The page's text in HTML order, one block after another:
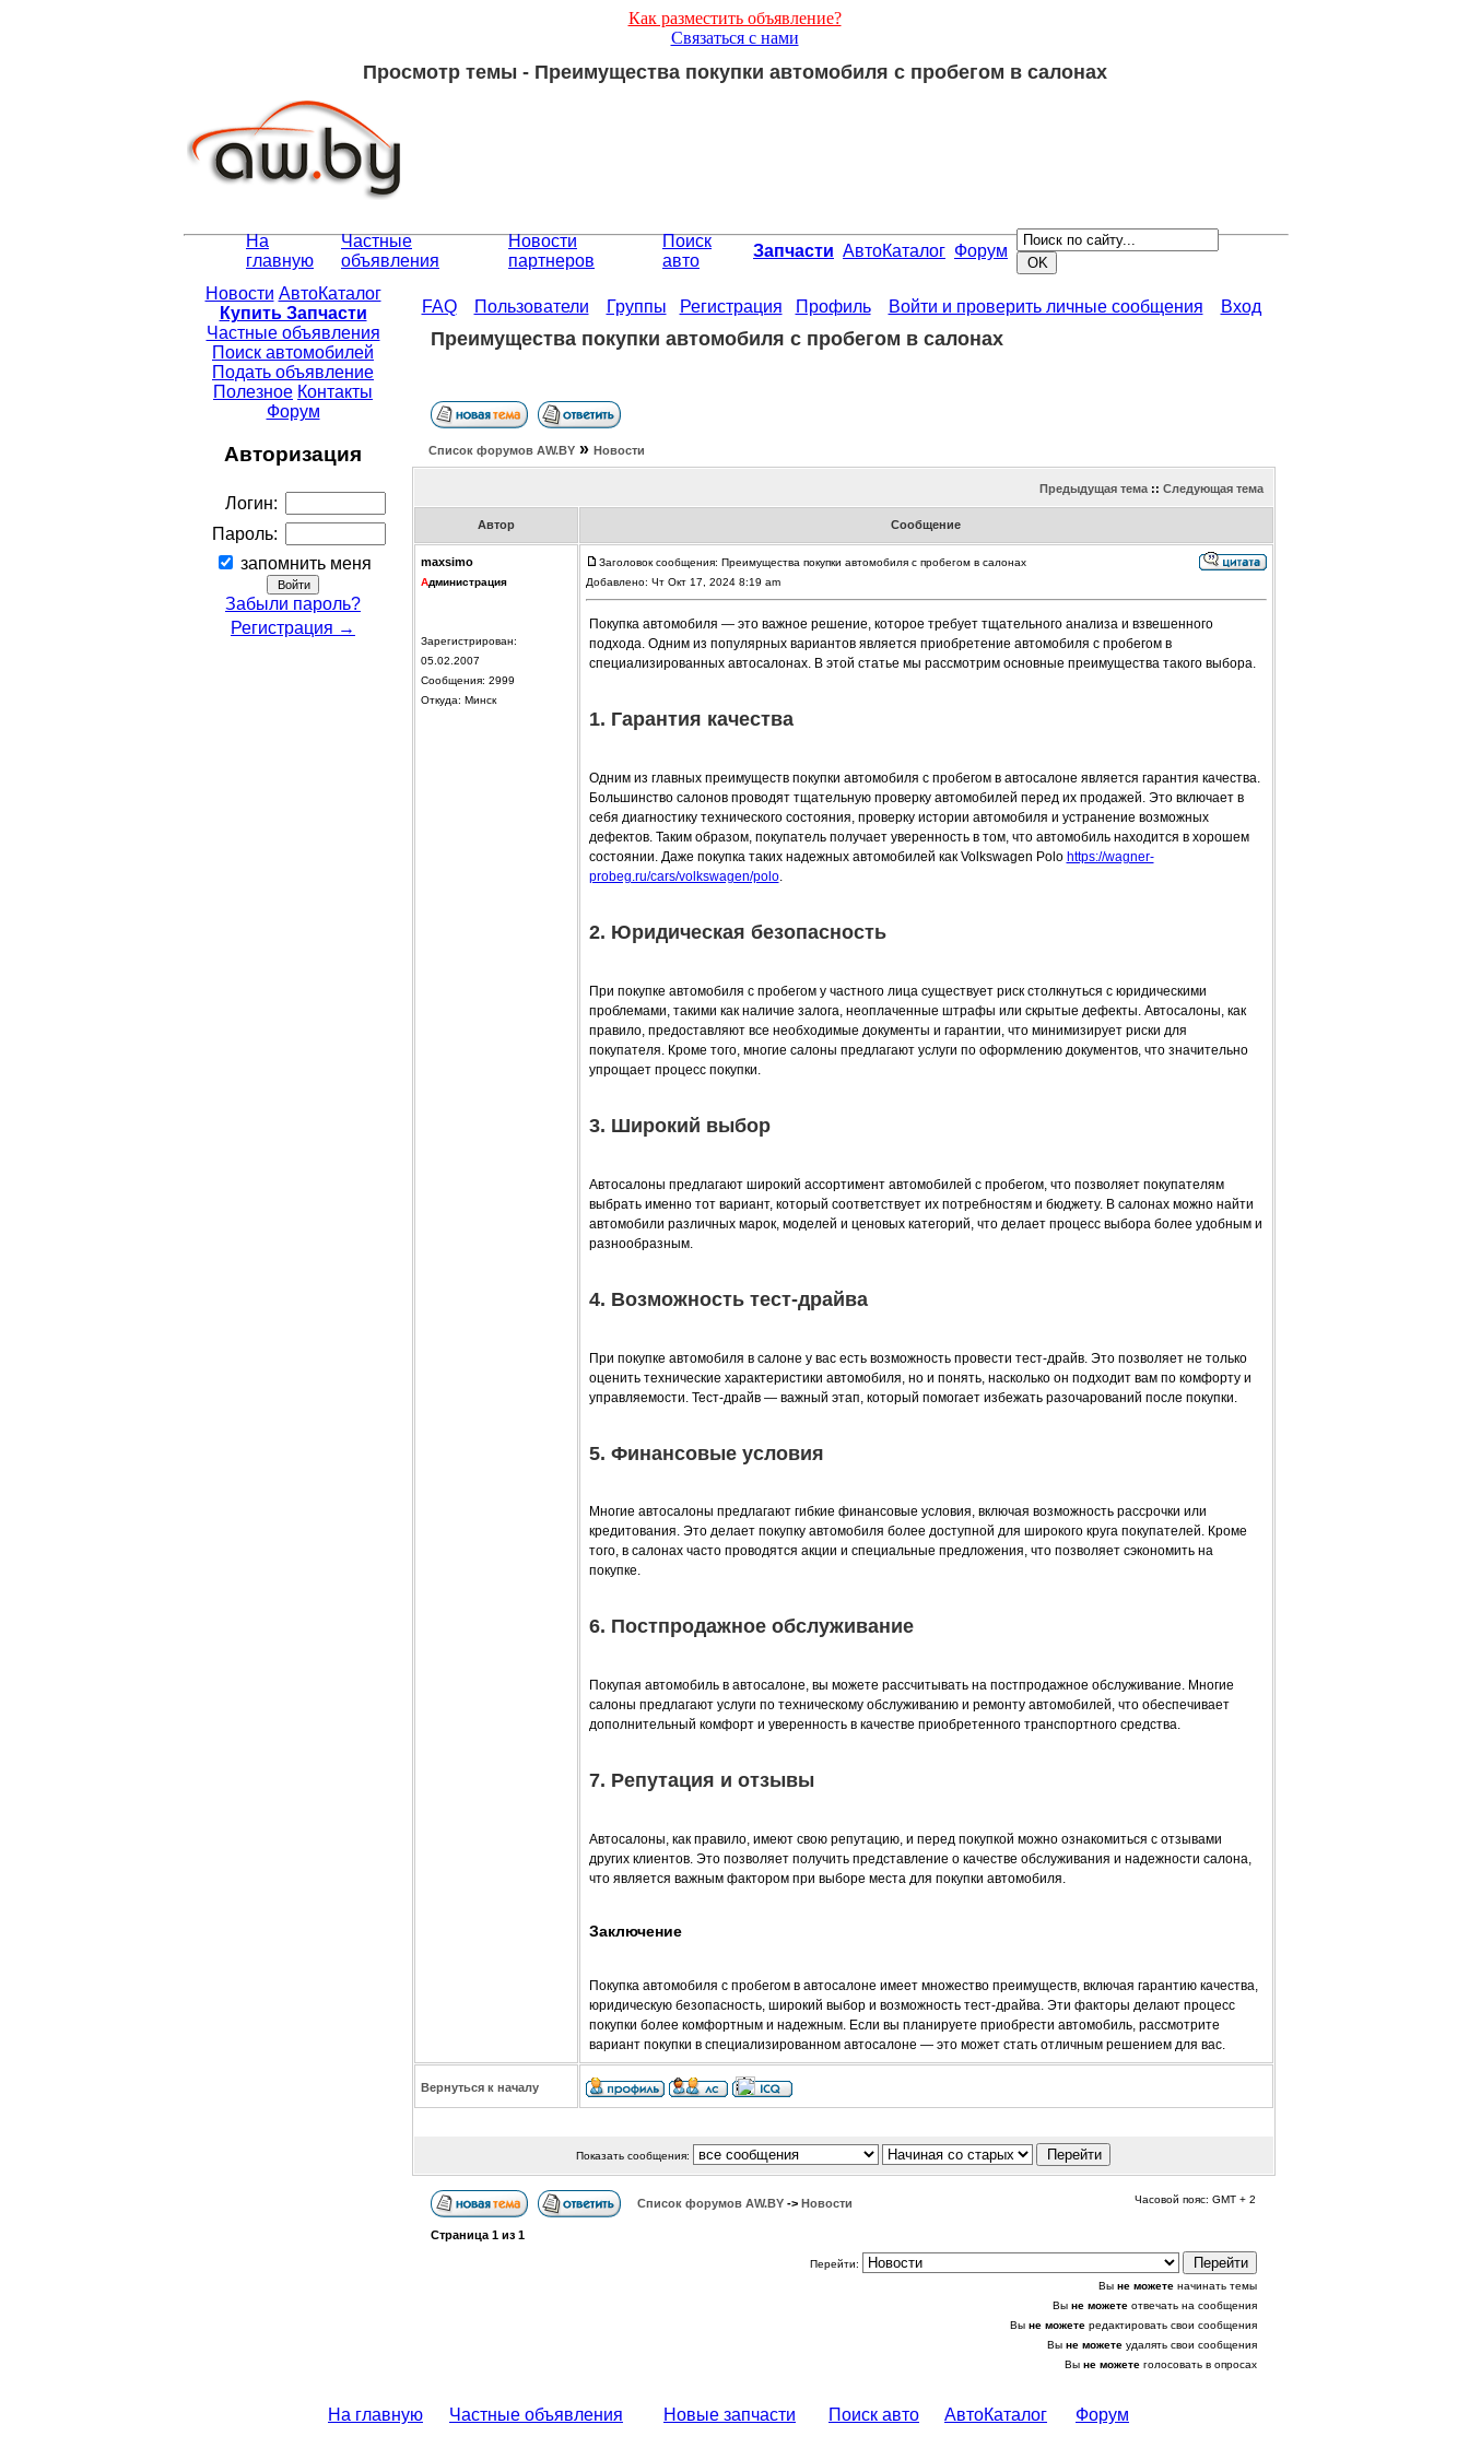
Как разместить объявление?
Связаться с нами
Просмотр темы - Преимущества покупки автомобиля с пробегом в салонах
На
главную
Частные
объявления
Новости
партнеров
Поиск
авто
Запчасти АвтоКаталог Форум
Новости АвтоКаталог
Купить Запчасти
Частные объявления
Поиск автомобилей
Подать объявление
Полезное Контакты
Форум
Авторизация
Логин:
Пароль:
запомнить меня
Забыли пароль?
Регистрация →
FAQ Пользователи Группы Регистрация Профиль Войти и проверить личные сообщения Вход
Преимущества покупки автомобиля с пробегом в салонах
Список форумов АW.BY» Новости
Предыдущая тема:: Следующая тема
Автор Сообщение
maxsimo
Администрация
Зарегистрирован:
05.02.2007
Сообщения: 2999
Откуда: Минск
Заголовок сообщения: Преимущества покупки автомобиля с пробегом в салонах
Добавлено: Чт Окт 17, 2024 8:19 am
Покупка автомобиля — это важное решение, которое требует тщательного анализа и взвешенного
подхода. Одним из популярных вариантов является приобретение автомобиля с пробегом в
специализированных автосалонах. В этой статье мы рассмотрим основные преимущества такого выбора.
1. Гарантия качества
Одним из главных преимуществ покупки автомобиля с пробегом в автосалоне является гарантия качества.
Большинство салонов проводят тщательную проверку автомобилей перед их продажей. Это включает в
себя диагностику технического состояния, проверку истории автомобиля и устранение возможных
дефектов. Таким образом, покупатель получает уверенность в том, что автомобиль находится в хорошем
состоянии. Даже покупка таких надежных автомобилей как Volkswagen Polo https://wagner-
probeg.ru/cars/volkswagen/polo.
2. Юридическая безопасность
При покупке автомобиля с пробегом у частного лица существует риск столкнуться с юридическими
проблемами, такими как наличие залога, неоплаченные штрафы или скрытые дефекты. Автосалоны, как
правило, предоставляют все необходимые документы и гарантии, что минимизирует риски для
покупателя. Кроме того, многие салоны предлагают услуги по оформлению документов, что значительно
упрощает процесс покупки.
3. Широкий выбор
Автосалоны предлагают широкий ассортимент автомобилей с пробегом, что позволяет покупателям
выбрать именно тот вариант, который соответствует их потребностям и бюджету. В салонах можно найти
автомобили различных марок, моделей и ценовых категорий, что делает процесс выбора более удобным и
разнообразным.
4. Возможность тест-драйва
При покупке автомобиля в салоне у вас есть возможность провести тест-драйв. Это позволяет не только
оценить технические характеристики автомобиля, но и понять, насколько он подходит вам по комфорту и
управляемости. Тест-драйв — важный этап, который помогает избежать разочарований после покупки.
5. Финансовые условия
Многие автосалоны предлагают гибкие финансовые условия, включая возможность рассрочки или
кредитования. Это делает покупку автомобиля более доступной для широкого круга покупателей. Кроме
того, в салонах часто проводятся акции и специальные предложения, что позволяет сэкономить на
покупке.
6. Постпродажное обслуживание
Покупая автомобиль в автосалоне, вы можете рассчитывать на постпродажное обслуживание. Многие
салоны предлагают услуги по техническому обслуживанию и ремонту автомобилей, что обеспечивает
дополнительный комфорт и уверенность в качестве приобретенного транспортного средства.
7. Репутация и отзывы
Автосалоны, как правило, имеют свою репутацию, и перед покупкой можно ознакомиться с отзывами
других клиентов. Это позволяет получить представление о качестве обслуживания и надежности салона,
что является важным фактором при выборе места для покупки автомобиля.
Заключение
Покупка автомобиля с пробегом в автосалоне имеет множество преимуществ, включая гарантию качества,
юридическую безопасность, широкий выбор и возможность тест-драйва. Эти факторы делают процесс
покупки более комфортным и надежным. Если вы планируете приобрести автомобиль, рассмотрите
вариант покупки в специализированном автосалоне — это может стать отличным решением для вас.
Вернуться к началу
Показать сообщения:
Список форумов АW.BY -> Новости Часовой пояс: GMT + 2
Страница 1 из 1
Перейти:
Вы не можете начинать темы
Вы не можете отвечать на сообщения
Вы не можете редактировать свои сообщения
Вы не можете удалять свои сообщения
Вы не можете голосовать в опросах
На главную Частные объявления Новые запчасти Поиск авто АвтоКаталог Форум